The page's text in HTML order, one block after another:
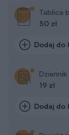
Tablica
50 zł
Dodaj do
19 zł
Dodaj do